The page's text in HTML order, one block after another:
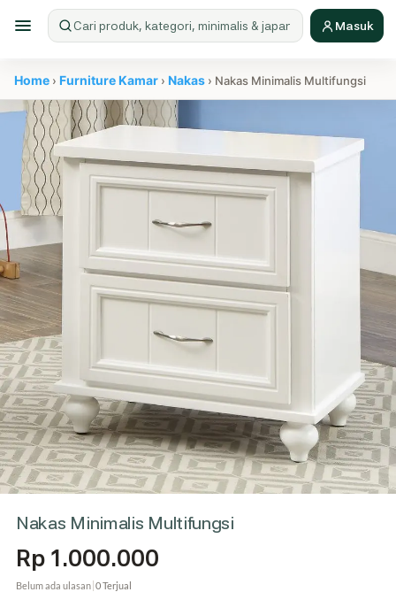
Cari produk Masuk
Home › Furniture Kamar › Nakas › Nakas Minimalis Multifungsi
Nakas Minimalis Multifungsi
Rp1.000.000
Belum ada ulasan 0 Terjual